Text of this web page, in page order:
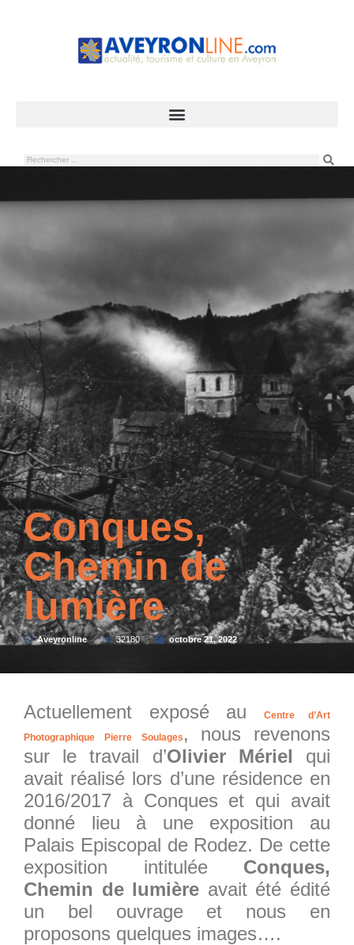
Conques,
Chemin de
lumière
Aveyronline 32180 octobre 21, 2022
Actuellement exposé au
Centre d’Art
Photographique Pierre Soulages , nous revenons
sur le travail d’Olivier Mériel qui
avait réalisé lors d’une résidence en
2016/2017 à Conques et qui avait
donné lieu à une exposition au
Palais Episcopal de Rodez. De cette
exposition intitulée Conques,
Chemin de lumière avait été édité
un bel ouvrage et nous en
proposons quelques images….